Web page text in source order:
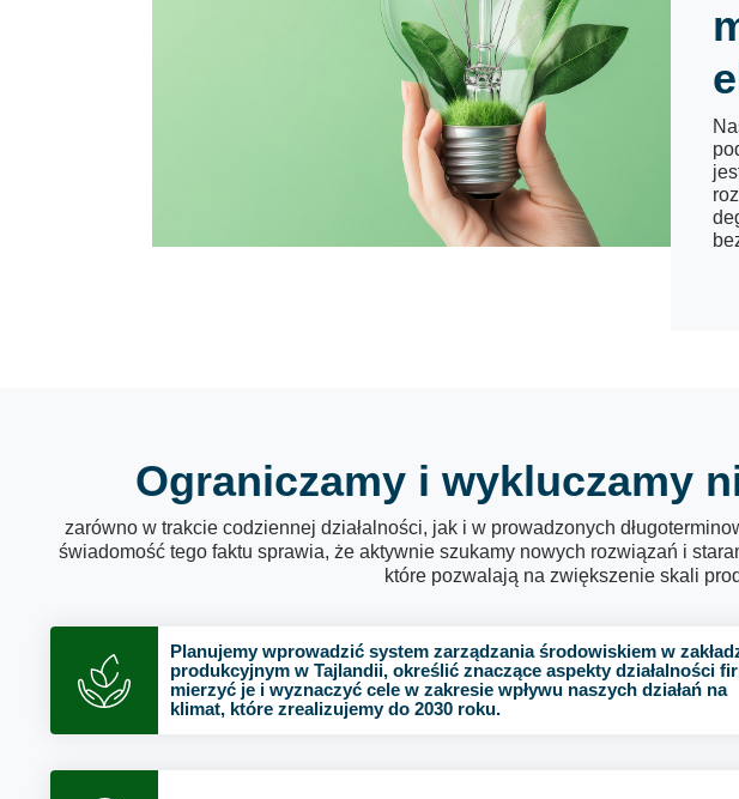
Ograniczamy i wykluczamy
zarówno w trakcie codziennej działalności, jak i w prowadzonych
świadomość tego faktu sprawia, że aktywnie szukamy nowych rozwiązań i
które pozwalają na zwiększenie skali
Planujemy wprowadzić system zarządzania środowiskiem w
produkcyjnym w Tajlandii, określić znaczące aspekty działalności
mierzyć je i wyznaczyć cele w zakresie wpływu naszych działań na
klimat, które zrealizujemy do 2030 roku.